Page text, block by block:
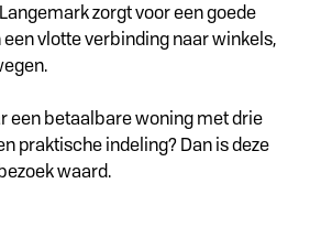
zorgt voor een goede
vlotte verbinding naar winkels,
een betaalbare woning met drie
praktische indeling? Dan is deze
waard.